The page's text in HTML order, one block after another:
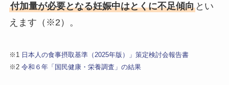
付加量が必要となる妊娠中はとくに不足傾向とい
えます（※2）。
※1 日本人の食事摂取基準（2025年版）」策定検討会報告書
※2 令和６年「国民健康・栄養調査」の結果